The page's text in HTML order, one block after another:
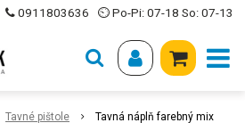
0911803636 ⏲ Po-Pi: 07-18 So: 07-13
Tavné pištole
Tavná náplň farebný mix